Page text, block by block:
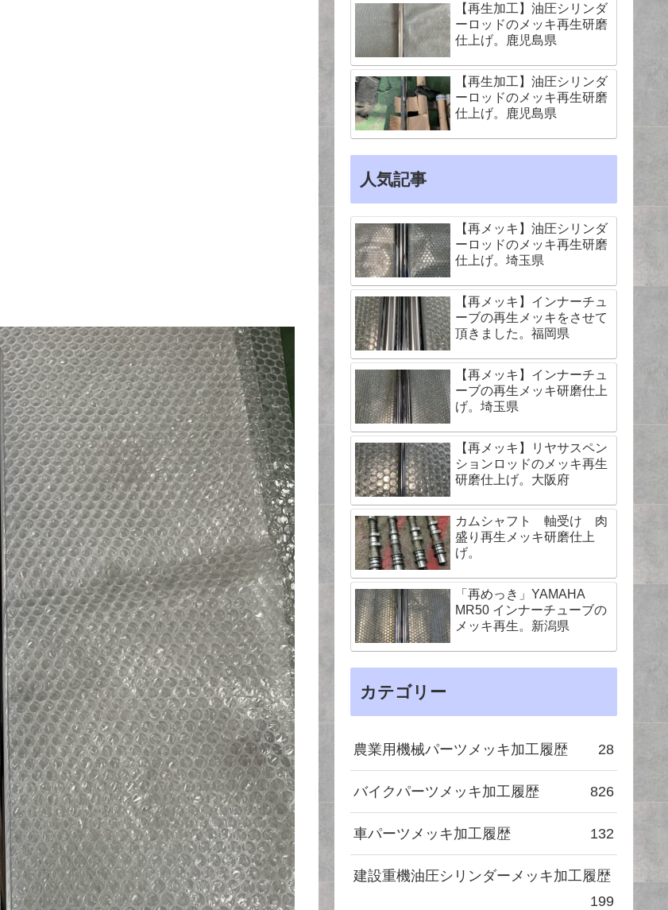
【再生加工】油圧シリンダ
ーロッドのメッキ再生研磨
仕上げ。鹿児島県
【再生加工】油圧シリンダ
ーロッドのメッキ再生研磨
仕上げ。鹿児島県
人気記事
【再メッキ】油圧シリンダ
ーロッドのメッキ再生研磨
仕上げ。埼玉県
【再メッキ】インナーチュ
ーブの再生メッキをさせて
頂きました。福岡県
【再メッキ】インナーチュ
ーブの再生メッキ研磨仕上
げ。埼玉県
【再メッキ】リヤサスペン
ションロッドのメッキ再生
研磨仕上げ。大阪府
カムシャフト 軸受け 肉
盛り再生メッキ研磨仕上
げ。
「再めっき」YAMAHA
MR50 インナーチューブの
メッキ再生。新潟県
カテゴリー
農業用機械パーツメッキ加工履歴 28
バイクパーツメッキ加工履歴 826
車パーツメッキ加工履歴 132
建設重機油圧シリンダーメッキ加工履歴
199